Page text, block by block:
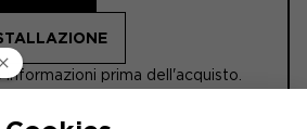
prima dell'acquisto.